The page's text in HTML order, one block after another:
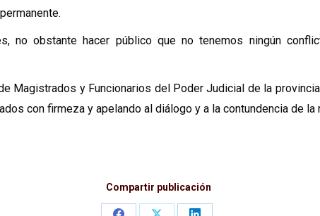
no obstante hacer público que no tenemos ningún
Magistrados y Funcionarios del Poder Judicial de la
con firmeza y apelando al diálogo y a la contundencia de la
Compartir publicación